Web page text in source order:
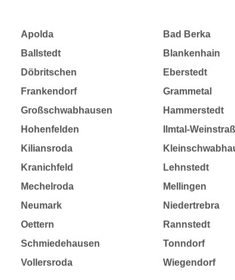
Apolda
Bad Berka
Ballstedt
Blankenhain
Döbritschen
Eberstedt
Frankendorf
Grammetal
Großschwabhausen
Hammerstedt
Hohenfelden
Ilmtal-
Kiliansroda
Kranichfeld
Lehnstedt
Mechelroda
Mellingen
Neumark
Niedertrebra
Oettern
Rannstedt
Schmiedehausen
Tonndorf
Vollersroda Wiegendorf